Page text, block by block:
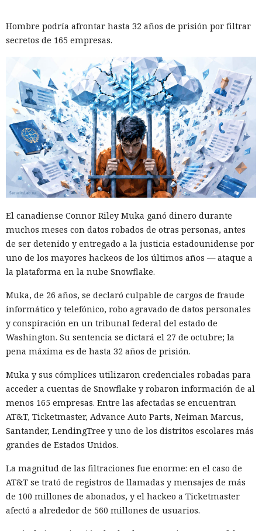
su negocio y en otoño de 2025 suspendió por completo las
entregas de chips para servidores a los centros de datos
chinos, conservando ventas solo en los sectores automotriz
y móvil.
Así, el enfrentamiento tecnológico entre ambos países hace
tiempo que ha superado el marco de aranceles recíprocos y
restricciones a la exportación — ahora están en la mira
empresas concretas y su reputación en mercados
extranjeros. En estas condiciones, los negocios se convierten
cada vez más en instrumentos de medidas de respuesta, y
no simplemente en participantes de la competencia de
mercado.
Era demasiado pronto para dar
por muerto a Next.js: la versión
16.3 pulveriza los récords de
rendimiento.
12:01 / 07.08.2026
Ingenieros reducen en un 90% el consumo de memoria
RAM y aceleran la compilación 2,3 veces.
Los desarrolladores, que durante años soportaron fallos
repentinos de Node.js al compilar aplicaciones complejas,
Hombre podría afrontar hasta 32 años de prisión por filtrar
secretos de 165 empresas.
El canadiense Connor Riley Muka ganó dinero durante
muchos meses con datos robados de otras personas, antes
de ser detenido y entregado a la justicia estadounidense por
uno de los mayores hackeos de los últimos años — ataque a
la plataforma en la nube Snowflake.
Muka, de 26 años, se declaró culpable de cargos de fraude
informático y telefónico, robo agravado de datos personales
y conspiración en un tribunal federal del estado de
Washington. Su sentencia se dictará el 27 de octubre; la
pena máxima es de hasta 32 años de prisión.
Muka y sus cómplices utilizaron credenciales robadas para
acceder a cuentas de Snowflake y robaron información de al
menos 165 empresas. Entre las afectadas se encuentran
AT&T, Ticketmaster, Advance Auto Parts, Neiman Marcus,
Santander, LendingTree y uno de los distritos escolares más
grandes de Estados Unidos.
La magnitud de las filtraciones fue enorme: en el caso de
AT&T se trató de registros de llamadas y mensajes de más
de 100 millones de abonados, y el hackeo a Ticketmaster
afectó a alrededor de 560 millones de usuarios.